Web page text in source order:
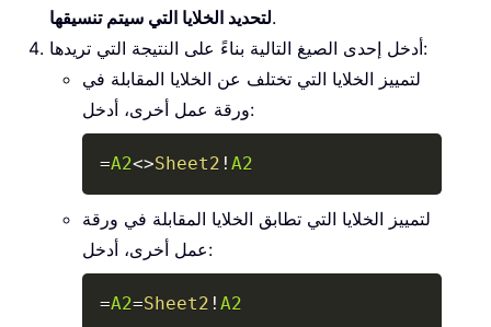
لتحديد الخلايا التي سيتم تنسيقها.
أدخل إحدى الصيغ التالية بناءً على النتيجة التي تريدها:
لتمييز الخلايا التي تختلف عن الخلايا المقابلة في
ورقة عمل أخرى، أدخل:
=A2<>Sheet2 ! A2
لتمييز الخلايا التي تطابق الخلايا المقابلة في ورقة
عمل أخرى، أدخل:
=A2=Sheet2 ! A2